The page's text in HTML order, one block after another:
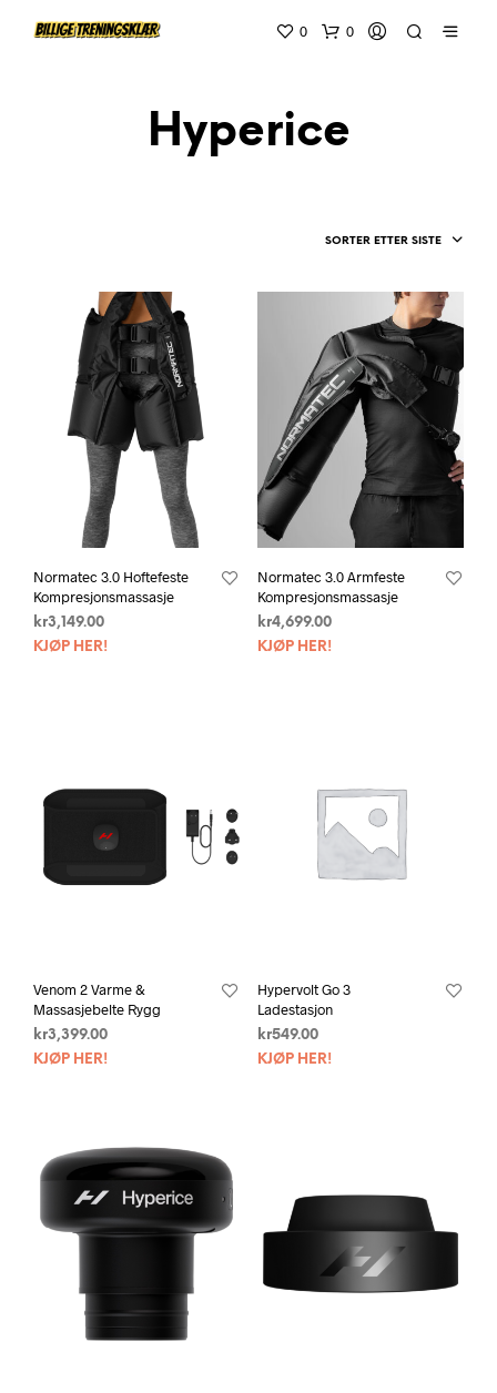
0 0
Hyperice
SORTER ETTER SISTE
Normatec 3.0 Hoftefeste
Kompresjonsmassasje
kr3,149.00
KJØP HER!
Normatec 3.0 Armfeste
Kompresjonsmassasje
kr4,699.00
KJØP HER!
Venom 2 Varme &
Massasjebelte Rygg
kr3,399.00
KJØP HER!
Hypervolt Go 3
Ladestasjon
kr549.00
KJØP HER!